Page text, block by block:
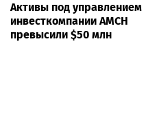
Активы под управлением
инвесткомпании AMCH
превысили $50 млн